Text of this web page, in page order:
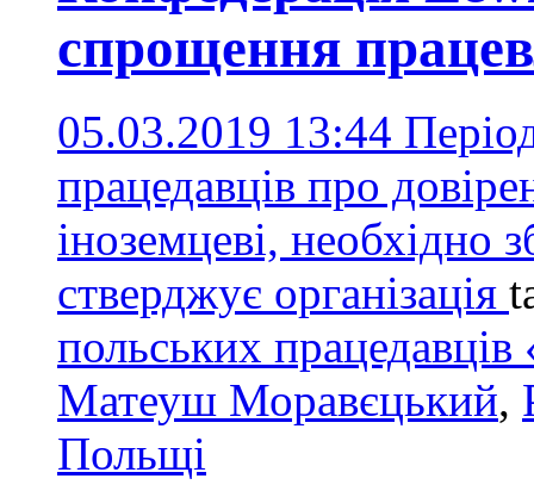
спрощення
05.03.2019 13:44
працедавців про
іноземцеві, необхідно
стверджує організація
польських працедавців
Матеуш Моравєцький,
Польщі